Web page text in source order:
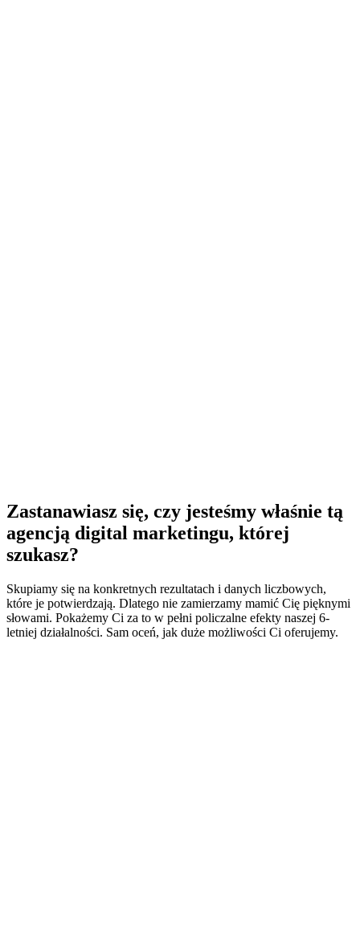
Zastanawiasz się, czy jesteśmy właśnie tą
agencją digital marketingu, której
szukasz?
Skupiamy się na konkretnych rezultatach i danych liczbowych,
które je potwierdzają. Dlatego nie zamierzamy mamić Cię pięknymi
słowami. Pokażemy Ci za to w pełni policzalne efekty naszej 6-
letniej działalności. Sam oceń, jak duże możliwości Ci oferujemy.